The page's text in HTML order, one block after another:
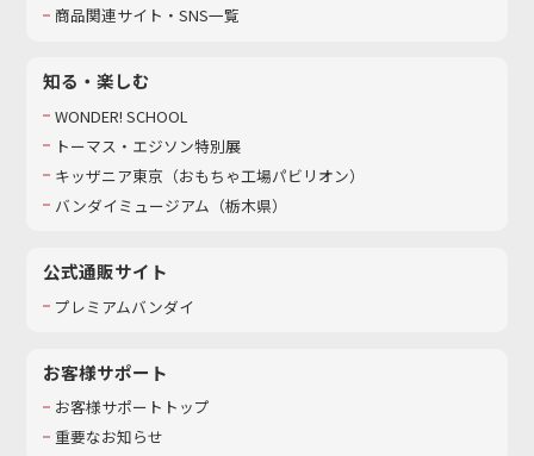
商品関連サイト・SNS一覧
知る・楽しむ
WONDER! SCHOOL
トーマス・エジソン特別展
キッザニア東京（おもちゃ工場パビリオン）​
バンダイミュージアム（栃木県）
公式通販サイト
プレミアムバンダイ
お客様サポート
お客様サポートトップ
重要なお知らせ